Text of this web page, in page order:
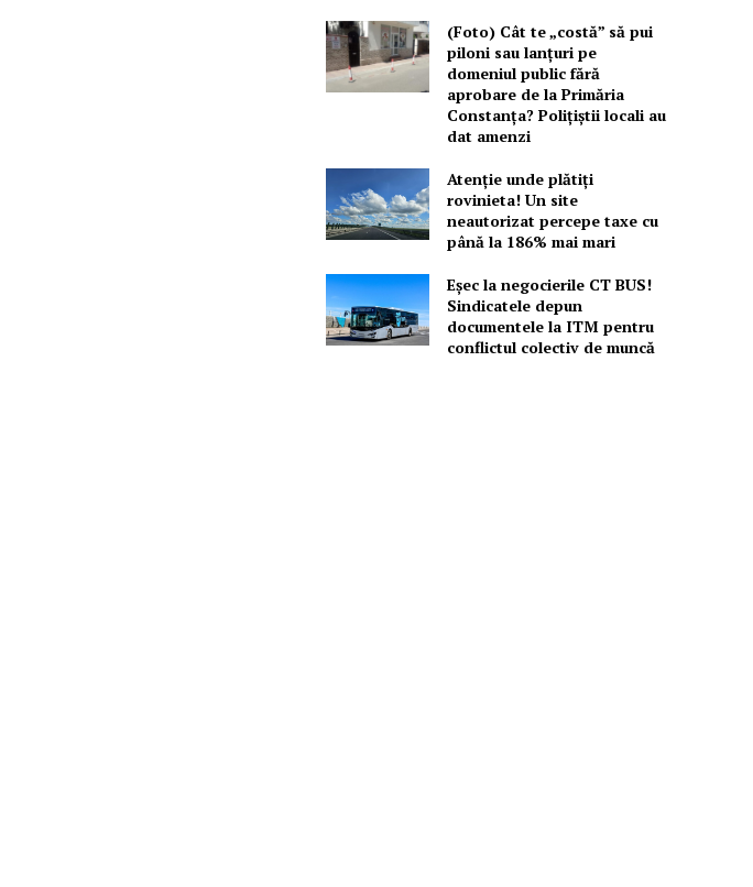
(Foto) Cât te „costă” să pui
piloni sau lanțuri pe
domeniul public fără
aprobare de la Primăria
Constanța? Polițiștii locali au
dat amenzi
Atenție unde plătiți
rovinieta! Un site
neautorizat percepe taxe cu
până la 186% mai mari
Eșec la negocierile CT BUS!
Sindicatele depun
documentele la ITM pentru
conflictul colectiv de muncă